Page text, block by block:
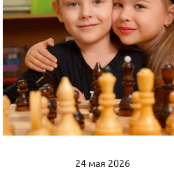
24 мая 2026